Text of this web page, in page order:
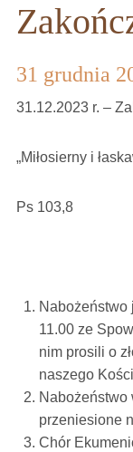
31 grudnia
31.12.2023 r. –
„Miłosierny i
Ps 103,8
Nabożeństwo
11.00 ze
nim prosili o
naszego
Nabożeństwo
przeniesione
Chór